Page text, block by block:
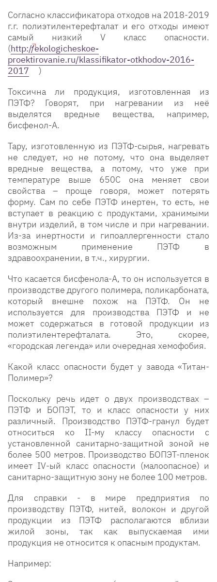
Согласно классификатора отходов на 2018-2019
г.г. полиэтилентерефталат и его отходы имеют
самый низкий V класс опасности.
(http://ekologicheskoe-
proektirovanie.ru/klassifikator-otkhodov-2016-
2017
)
Токсична ли продукция, изготовленная из
ПЭТФ? Говорят, при нагревании из неё
выделятся вредные вещества, например,
бисфенол-А.
Тару, изготовленную из ПЭТФ-сырья, нагревать
не следует, но не потому, что она выделяет
вредные вещества, а потому, что уже при
температуре выше 650С она меняет свои
свойства – проще говоря, может потерять
форму. Сам по себе ПЭТФ инертен, то есть, не
вступает в реакцию с продуктами, хранимыми
внутри изделий, в том числе и при нагревании.
Из-за инертности и гипоаллергенности стало
возможным применение ПЭТФ в
здравоохранении, в т.ч., хирургии.
Что касается бисфенола-А, то он используется в
производстве другого полимера, поликарбоната,
который внешне похож на ПЭТФ. Он не
используется для производства ПЭТФ и не
может содержаться в готовой продукции из
полиэтилентерефталата. Это, скорее,
«городская легенда» или очередная хемофобия.
Какой класс опасности будет у завода «Титан-
Полимер»?
Поскольку речь идет о двух производствах –
ПЭТФ и БОПЭТ, то и класс опасности у них
различный. Производство ПЭТФ-гранул будет
относиться ко II-му классу опасности с
установленной санитарно-защитной зоной не
более 500 метров. Производство БОПЭТ-пленок
имеет IV-ый класс опасности (малоопасное) и
санитарно-защитную зону не более 100 метров.
Для справки - в мире предприятия по
производству ПЭТФ, нитей, волокон и другой
продукции из ПЭТФ располагаются вблизи
жилой зоны, так как выпускаемая ими
продукция не относится к опасным продуктам.
Например: